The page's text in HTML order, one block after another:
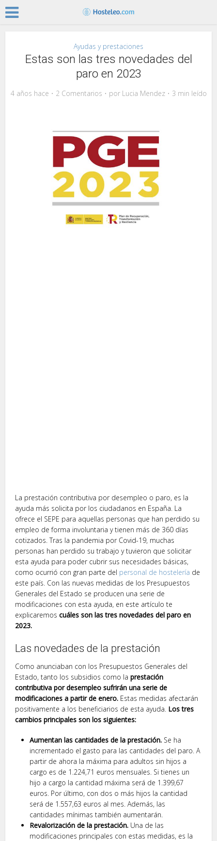
Ayudas y prestaciones
Estas son las tres novedades del
paro en 2023
4 años hace 2 Comentarios por Lucia Mendez 3 min leído
La prestación contributiva por desempleo o paro, es la
ayuda más solicita por los ciudadanos en España. La
ofrece el SEPE para aquellas personas que han perdido su
empleo de forma involuntaria y tienen más de 360 días
cotizados. Tras la pandemia por Covid-19, muchas
personas han perdido su trabajo y tuvieron que solicitar
esta ayuda para poder cubrir sus necesidades básicas,
como ocurrió con gran parte del personal de hostelería de
este país. Con las nuevas medidas de los Presupuestos
Generales del Estado se producen una serie de
modificaciones con esta ayuda, en este artículo te
explicaremoscuáles son las tres novedades del paro en
2023.
Las novedades de la prestación
Como anunciaban con los Presupuestos Generales del
Estado, tanto los subsidios como laprestación
contributiva por desempleo sufrirán una serie de
modificaciones a partir de enero. Estas medidas afectarán
positivamente a los beneficiarios de esta ayuda. Los tres
cambios principales son los siguientes:
Aumentan las cantidades de la prestación. Se ha
incrementado el gasto para las cantidades del paro. A
partir de ahora la máxima para adultos sin hijos a
cargo es de 1.224,71 euros mensuales. Si tienes un
hijo a cargo la cantidad máxima será de 1.399,67
euros. Por último, con dos o más hijos la cantidad
será de 1.557,63 euros al mes. Además, las
cantidades mínimas también aumentarán.
Revalorización de la prestación. Una de las
modificaciones principales con estas medidas, es la